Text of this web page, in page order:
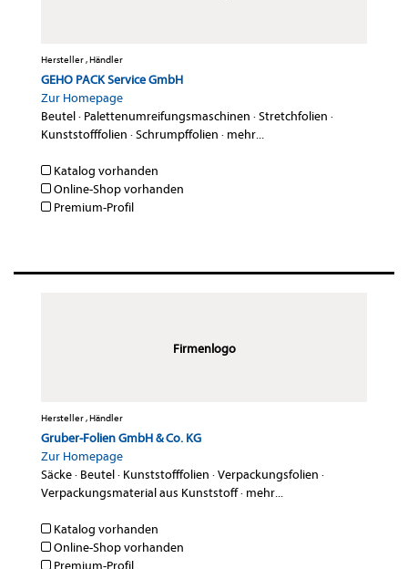
Hersteller , Händler
GEHO PACK Service GmbH
Zur Homepage
Beutel· Palettenumreifungsmaschinen ·Stretchfolien ·
Kunststofffolien ·Schrumpffolien · mehr...
Katalog vorhanden
Online-Shop vorhanden
Premium-Profil
Firmenlogo
Hersteller , Händler
Gruber-Folien GmbH & Co. KG
Zur Homepage
Säcke· Beutel· Kunststofffolien ·Verpackungsfolien ·
Verpackungsmaterial aus Kunststoff· mehr...
Katalog vorhanden
Online-Shop vorhanden
Premium-Profil